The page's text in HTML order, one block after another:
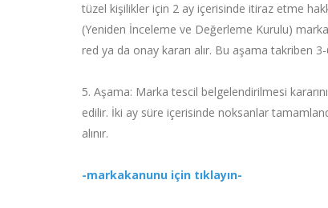
tüzel kişilikler için 2 ay içerisinde itiraz etme
(Yeniden İnceleme ve Değerleme Kurulu)
red ya da onay kararı alır. Bu aşama takriben
5. Aşama: Marka tescil belgelendirilmesi
edilir. İki ay süre içerisinde noksanlar
alınır.
-markakanunu için tıklayın-